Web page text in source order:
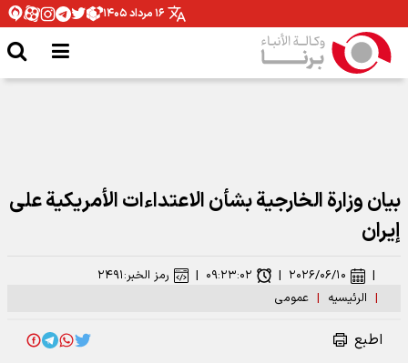
۱۶ مرداد ۱۴۰۵
بيان وزارة الخارجية بشأن الاعتداءات الأمريكية على
إيران
| الرئیسیه | عمومی
| ۲۰۲۶/۰۶/۱۰ | ۰۹:۲۳:۰۲ | رمز الخبر:۲۴۹۱
اطبع